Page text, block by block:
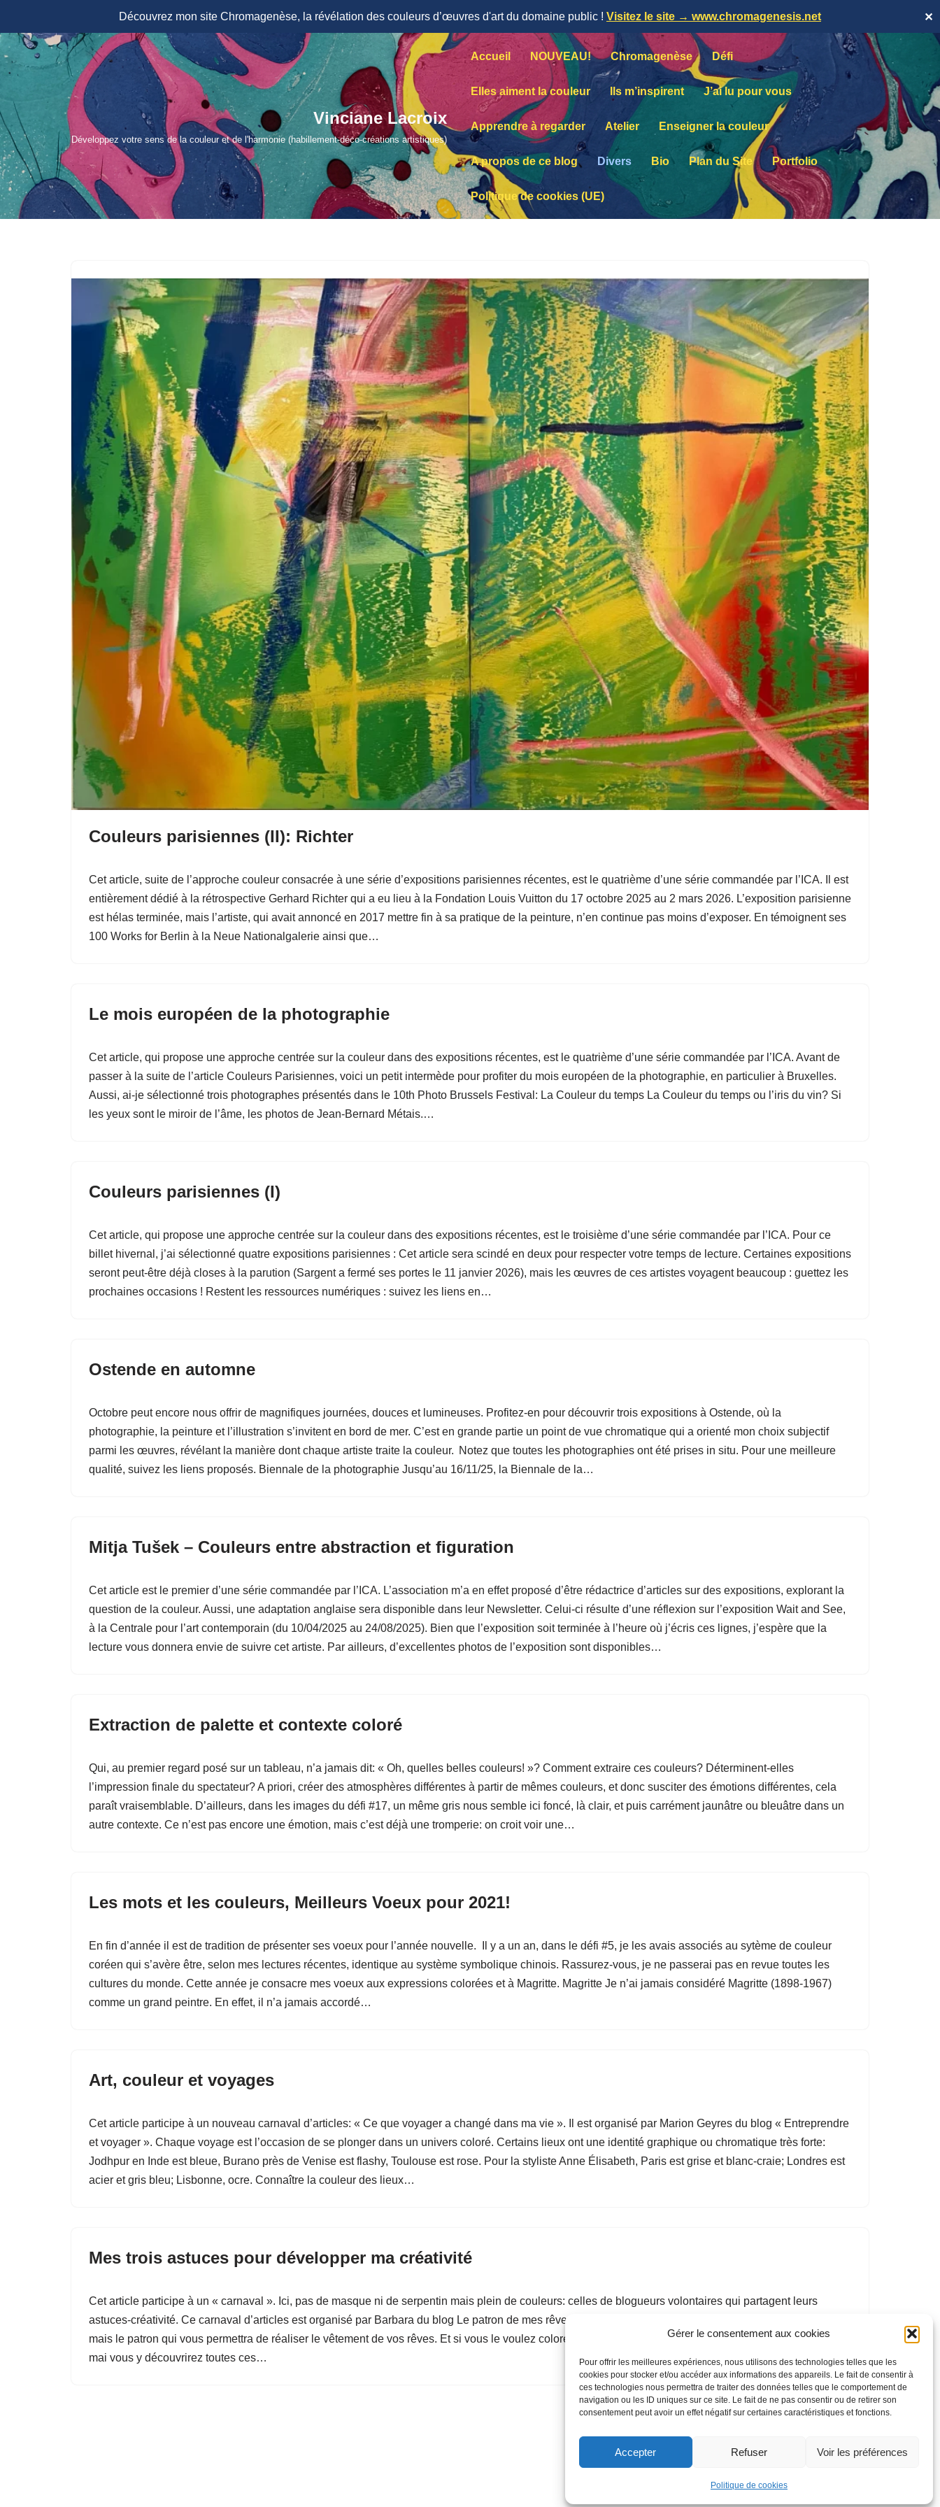
Gérer le consentement aux cookies
Pour offrir les meilleures expériences, nous utilisons des technologies telles que les
cookies pour stocker et/ou accéder aux informations des appareils. Le fait de consentir à
ces technologies nous permettra de traiter des données telles que le comportement de
navigation ou les ID uniques sur ce site. Le fait de ne pas consentir ou de retirer son
consentement peut avoir un effet négatif sur certaines caractéristiques et fonctions.
Accepter Refuser Voir les préférences
Politique de cookies
Découvrez mon site Chromagenèse, la révélation des couleurs d’œuvres d'art du domaine public ! Visitez le site → www.chromagenesis.net ✕
Aller
contenu
Vinciane Lacroix
Développez votre sens de la couleur et de l'harmonie (habillement-déco-créations artistiques)
Accueil NOUVEAU! Chromagenèse Défi
Elles aiment la couleur Ils m’inspirent J’ai lu pour vous
Apprendre à regarder Atelier Enseigner la couleur
A propos de ce blog Divers Bio Plan du Site Portfolio
Politique de cookies (UE)
Couleurs parisiennes (II): Richter
Cet article, suite de l’approche couleur consacrée à une série d’expositions parisiennes récentes, est le quatrième d’une série commandée par l’ICA. Il est
entièrement dédié à la rétrospective Gerhard Richter qui a eu lieu à la Fondation Louis Vuitton du 17 octobre 2025 au 2 mars 2026. L’exposition parisienne
est hélas terminée, mais l’artiste, qui avait annoncé en 2017 mettre fin à sa pratique de la peinture, n’en continue pas moins d’exposer. En témoignent ses
100 Works for Berlin à la Neue Nationalgalerie ainsi que…
Le mois européen de la photographie
Cet article, qui propose une approche centrée sur la couleur dans des expositions récentes, est le quatrième d’une série commandée par l’ICA. Avant de
passer à la suite de l’article Couleurs Parisiennes, voici un petit intermède pour profiter du mois européen de la photographie, en particulier à Bruxelles.
Aussi, ai-je sélectionné trois photographes présentés dans le 10th Photo Brussels Festival: La Couleur du temps La Couleur du temps ou l’iris du vin? Si
les yeux sont le miroir de l’âme, les photos de Jean-Bernard Métais.…
Couleurs parisiennes (I)
Cet article, qui propose une approche centrée sur la couleur dans des expositions récentes, est le troisième d’une série commandée par l’ICA. Pour ce
billet hivernal, j’ai sélectionné quatre expositions parisiennes : Cet article sera scindé en deux pour respecter votre temps de lecture. Certaines expositions
seront peut-être déjà closes à la parution (Sargent a fermé ses portes le 11 janvier 2026), mais les œuvres de ces artistes voyagent beaucoup : guettez les
prochaines occasions ! Restent les ressources numériques : suivez les liens en…
Ostende en automne
Octobre peut encore nous offrir de magnifiques journées, douces et lumineuses. Profitez-en pour découvrir trois expositions à Ostende, où la
photographie, la peinture et l’illustration s’invitent en bord de mer. C’est en grande partie un point de vue chromatique qui a orienté mon choix subjectif
parmi les œuvres, révélant la manière dont chaque artiste traite la couleur. Notez que toutes les photographies ont été prises in situ. Pour une meilleure
qualité, suivez les liens proposés. Biennale de la photographie Jusqu’au 16/11/25, la Biennale de la…
Mitja Tušek – Couleurs entre abstraction et figuration
Cet article est le premier d’une série commandée par l’ICA. L’association m’a en effet proposé d’être rédactrice d’articles sur des expositions, explorant la
question de la couleur. Aussi, une adaptation anglaise sera disponible dans leur Newsletter. Celui-ci résulte d’une réflexion sur l’exposition Wait and See,
à la Centrale pour l’art contemporain (du 10/04/2025 au 24/08/2025). Bien que l’exposition soit terminée à l’heure où j’écris ces lignes, j’espère que la
lecture vous donnera envie de suivre cet artiste. Par ailleurs, d’excellentes photos de l’exposition sont disponibles…
Extraction de palette et contexte coloré
Qui, au premier regard posé sur un tableau, n’a jamais dit: « Oh, quelles belles couleurs! »? Comment extraire ces couleurs? Déterminent-elles
l’impression finale du spectateur? A priori, créer des atmosphères différentes à partir de mêmes couleurs, et donc susciter des émotions différentes, cela
paraît vraisemblable. D’ailleurs, dans les images du défi #17, un même gris nous semble ici foncé, là clair, et puis carrément jaunâtre ou bleuâtre dans un
autre contexte. Ce n’est pas encore une émotion, mais c’est déjà une tromperie: on croit voir une…
Les mots et les couleurs, Meilleurs Voeux pour 2021!
En fin d’année il est de tradition de présenter ses voeux pour l’année nouvelle. Il y a un an, dans le défi #5, je les avais associés au sytème de couleur
coréen qui s’avère être, selon mes lectures récentes, identique au système symbolique chinois. Rassurez-vous, je ne passerai pas en revue toutes les
cultures du monde. Cette année je consacre mes voeux aux expressions colorées et à Magritte. Magritte Je n’ai jamais considéré Magritte (1898-1967)
comme un grand peintre. En effet, il n’a jamais accordé…
Art, couleur et voyages
Cet article participe à un nouveau carnaval d’articles: « Ce que voyager a changé dans ma vie ». Il est organisé par Marion Geyres du blog « Entreprendre
et voyager ». Chaque voyage est l’occasion de se plonger dans un univers coloré. Certains lieux ont une identité graphique ou chromatique très forte:
Jodhpur en Inde est bleue, Burano près de Venise est flashy, Toulouse est rose. Pour la styliste Anne Élisabeth, Paris est grise et blanc-craie; Londres est
acier et gris bleu; Lisbonne, ocre. Connaître la couleur des lieux…
Mes trois astuces pour développer ma créativité
Cet article participe à un « carnaval ». Ici, pas de masque ni de serpentin mais plein de couleurs: celles de blogueurs volontaires qui partagent leurs
astuces-créativité. Ce carnaval d’articles est organisé par Barbara du blog Le patron de mes rêves. Là, pas de boss idéal — le boss idéal, c’est vous—
mais le patron qui vous permettra de réaliser le vêtement de vos rêves. Et si vous le voulez coloré, lisez-y mon article invité. Par ailleurs, durant le mois de
mai vous y découvrirez toutes ces…